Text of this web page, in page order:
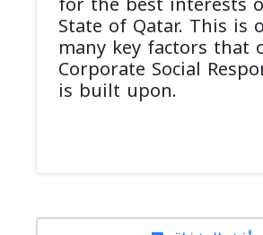
State of Qatar. This is
many key factors that
Corporate Social
is built upon.